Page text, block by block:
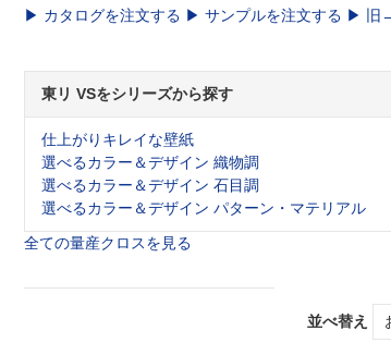
▶ カタログを注文する ▶ サンプルを注文する ▶ 旧→
東リ VSをシリーズから探す
仕上がりキレイな壁紙
選べるカラー＆デザイン 織物調
選べるカラー＆デザイン 石目調
選べるカラー＆デザイン パターン・マテリアル
全ての量産クロスを見る
並べ替え